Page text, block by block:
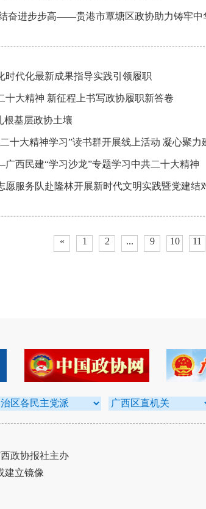
奋进步步高——贵港市覃塘区政协助力铸牢中
时代化最新成果指导实践引领履职
十大精神 新征程上书写政协履职新答卷
根基层政协土壤
十大精神学习”读书群开展线上活动 凝心聚力
西民建“学习沙龙”专题学习中共二十大精神
愿服务队赴隆林开展新时代文明实践暨党建结
« 1 2 ... 9 10 11
政协报社主办
建立镜像